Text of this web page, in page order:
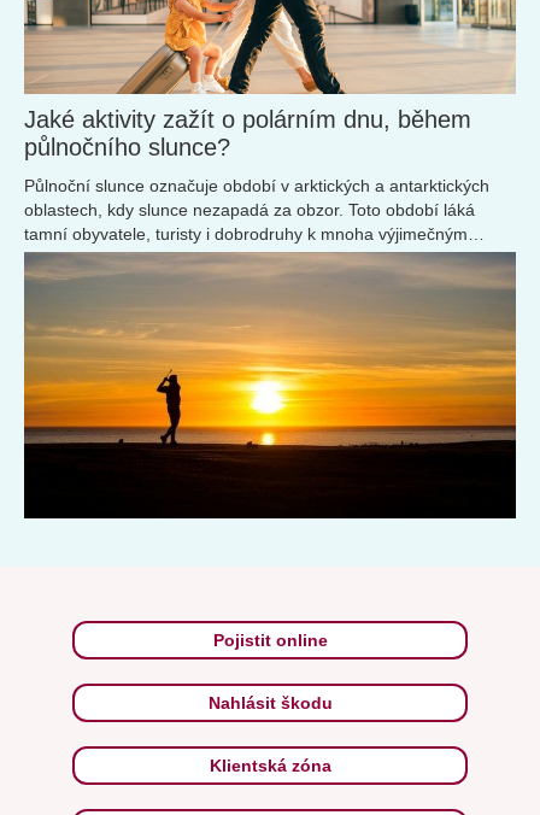
Jaké aktivity zažít o polárním dnu, během
půlnočního slunce?
Půlnoční slunce označuje období v arktických a antarktických
oblastech, kdy slunce nezapadá za obzor. Toto období láká
tamní obyvatele, turisty i dobrodruhy k mnoha výjimečným
aktivitám.
Pojistit online
Nahlásit škodu
Klientská zóna